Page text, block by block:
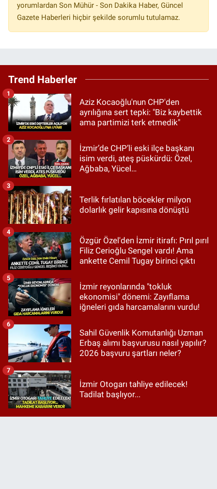
yorumlardan Son Mühür - Son Dakika Haber, Güncel
Gazete Haberleri hiçbir şekilde sorumlu tutulamaz.
Trend Haberler
Aziz Kocaoğlu'nun CHP'den
ayrılığına sert tepki: "Biz kaybettik
ama partimizi terk etmedik"
1
İzmir’de CHP’li eski ilçe başkanı
isim verdi, ateş püskürdü: Özel,
Ağbaba, Yücel…
2
Terlik fırlatılan böcekler milyon
dolarlık gelir kapısına dönüştü
3
Özgür Özel'den İzmir itirafı: Pırıl pırıl
Filiz Cerioğlu Sengel vardı! Ama
ankette Cemil Tugay birinci çıktı
4
İzmir reyonlarında "tokluk
ekonomisi" dönemi: Zayıflama
iğneleri gıda harcamalarını vurdu!
5
Sahil Güvenlik Komutanlığı Uzman
Erbaş alımı başvurusu nasıl yapılır?
2026 başvuru şartları neler?
6
İzmir Otogarı tahliye edilecek!
Tadilat başlıyor...
7